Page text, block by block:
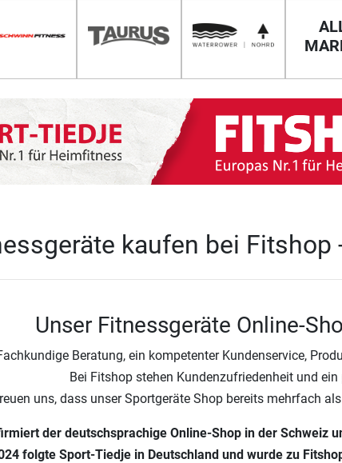
kaufen bei
Unser Fitnessgeräte Online-
Beratung, ein kompetenter Kundenservice,
Bei Fitshop stehen Kundenzufriedenheit und
uns, dass unser Sportgeräte Shop bereits mehrfach
der deutschsprachige Online-Shop in der Schweiz
folgte Sport-Tiedje in Deutschland und wurde zu